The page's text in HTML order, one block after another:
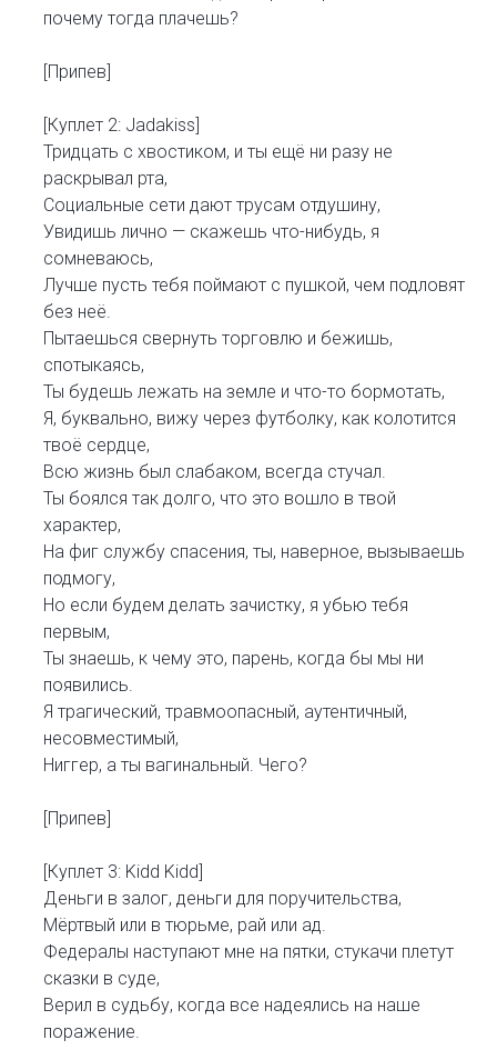
почему тогда плачешь?
[Припев]
[Куплет 2: Jadakiss]
Тридцать с хвостиком, и ты ещё ни разу не
раскрывал рта,
Социальные сети дают трусам отдушину,
Увидишь лично — скажешь что-нибудь, я
сомневаюсь,
Лучше пусть тебя поймают с пушкой, чем подловят
без неё.
Пытаешься свернуть торговлю и бежишь,
спотыкаясь,
Ты будешь лежать на земле и что-то бормотать,
Я, буквально, вижу через футболку, как колотится
твоё сердце,
Всю жизнь был слабаком, всегда стучал.
Ты боялся так долго, что это вошло в твой
характер,
На фиг службу спасения, ты, наверное, вызываешь
подмогу,
Но если будем делать зачистку, я убью тебя
первым,
Ты знаешь, к чему это, парень, когда бы мы ни
появились.
Я трагический, травмоопасный, аутентичный,
несовместимый,
Ниггер, а ты вагинальный. Чего?
[Припев]
[Куплет 3: Kidd Kidd]
Деньги в залог, деньги для поручительства,
Мёртвый или в тюрьме, рай или ад.
Федералы наступают мне на пятки, стукачи плетут
сказки в суде,
Верил в судьбу, когда все надеялись на наше
поражение.